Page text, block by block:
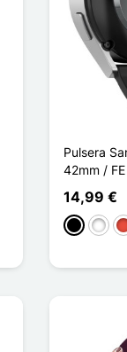
Pulsera
42mm /
14,99 €
Negro